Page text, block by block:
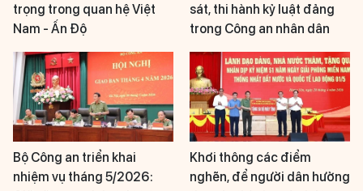
trọng trong quan hệ Việt
Nam - Ấn Độ
sát, thi hành kỷ luật đảng
trong Công an nhân dân
Bộ Công an triển khai
nhiệm vụ tháng 5/2026:
Khơi thông các điểm
nghẽn, để người dân hưởng